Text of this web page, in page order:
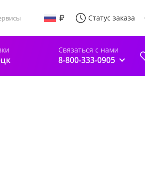
Статус заказа
Связаться с нами
8-800-333-0905